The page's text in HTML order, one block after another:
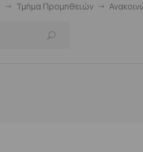
Τμήμα Προμηθειών